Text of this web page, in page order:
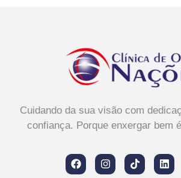
Cuidando da sua visão com
confiança. Porque enxergar bem